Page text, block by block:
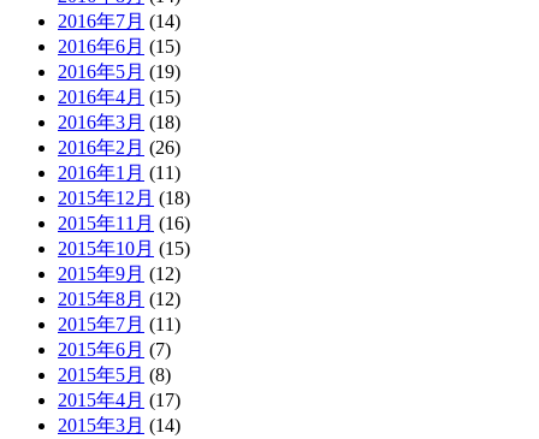
2016年7月 (14)
2016年6月 (15)
2016年5月 (19)
2016年4月 (15)
2016年3月 (18)
2016年2月 (26)
2016年1月 (11)
2015年12月 (18)
2015年11月 (16)
2015年10月 (15)
2015年9月 (12)
2015年8月 (12)
2015年7月 (11)
2015年6月 (7)
2015年5月 (8)
2015年4月 (17)
2015年3月 (14)